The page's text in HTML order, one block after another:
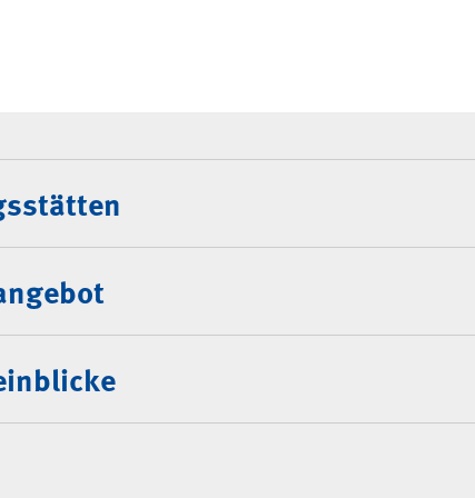
Rubrik "Seminare"